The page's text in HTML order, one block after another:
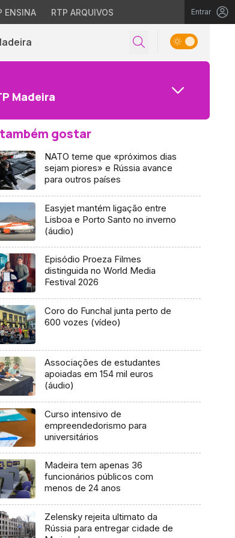
ENSINA RTP ARQUIVOS Entrar
Madeira
gostar
NATO teme que «próximos dias
sejam piores» e Rússia avance
para outros países
Easyjet mantém ligação entre
Lisboa e Porto Santo no inverno
(áudio)
Episódio Proeza Filmes
distinguida no World Media
Festival 2026
Coro do Funchal junta perto de
600 vozes (vídeo)
Associações de estudantes
apoiadas em 154 mil euros
(áudio)
Curso intensivo de
empreendedorismo para
universitários
Madeira tem apenas 36
funcionários públicos com
menos de 24 anos
Zelensky rejeita ultimato da
Rússia para entregar cidade de